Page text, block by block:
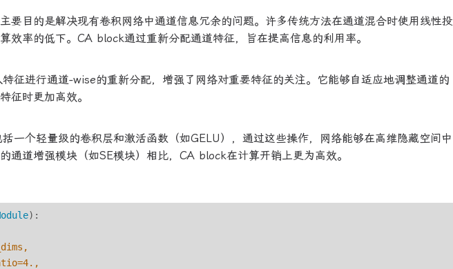
要目的是解决现有卷积网络中通道信息冗余的问题。许多传统方法在通道混合时使用线性投
效率的低下。CA block通过重新分配通道特征，旨在提高信息的利用率。
征进行通道-wise的重新分配，增强了网络对重要特征的关注。它能够自适应地调整通道的
征时更加高效。
一个轻量级的卷积层和激活函数（如GELU），通过这些操作，网络能够在高维隐藏空间中
通道增强模块（如SE模块）相比，CA block在计算开销上更为高效。
):
4.,